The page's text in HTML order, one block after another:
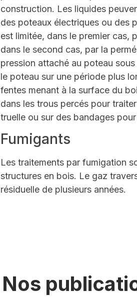
construction. Les liquides
des poteaux électriques ou des
est limitée, dans le premier cas,
dans le second cas, par la
pression attaché au poteau
le poteau sur une période plus
fentes menant à la surface du
dans les trous percés pour
truelle ou sur des bandages
Fumigants
Les traitements par fumigation
structures en bois. Le gaz
résiduelle de plusieurs années.
Nos